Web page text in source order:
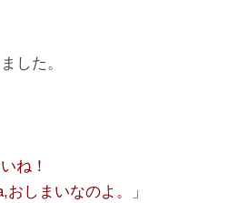
した。
ね！
しまいなのよ。」